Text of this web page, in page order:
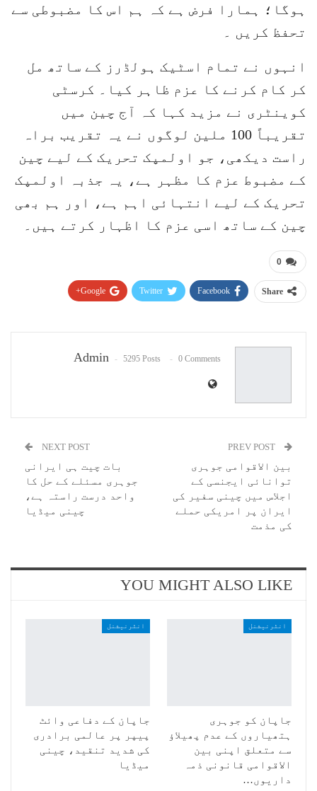
ہوگا؛ ہمارا فرض ہے کہ ہم اس کا مضبوطی سے
تحفظ کریں ۔
انہوں نے تمام اسٹیک ہولڈرز کے ساتھ مل
کر کام کرنے کا عزم ظاہر کیا۔ کرسٹی
کوینٹری نے مزید کہا کہ آج چین میں
تقریباً 100 ملین لوگوں نے یہ تقریب براہ
راست دیکھی، جو اولمپک تحریک کے لیے چین
کے مضبوط عزم کا مظہر ہے، یہ جذبہ اولمپک
تحریک کے لیے انتہائی اہم ہے، اور ہم بھی
چین کے ساتھ اسی عزم کا اظہار کرتے ہیں۔
0
Share
Facebook
Twitter
Google+
Admin 5295 Posts 0 Comments
بین الاقوامی جوہری
توانائی ایجنسی کے
اجلاس میں چینی سفیر کی
ایران پر امریکی حملے
کی مذمت
NEXT POST
بات چیت ہی ایرانی
جوہری مسئلے کے حل کا
واحد درست راستہ ہے،
چینی میڈیا
YOU MIGHT ALSO LIKE
انٹرنیشنل
جاپان کو جوہری
ہتھیاروں کے عدم پھیلاؤ
سے متعلق اپنی بین
الاقوامی قانونی ذمہ
داریوں…
انٹرنیشنل
جاپان کے دفاعی وائٹ
پیپر پر عالمی برادری
کی شدید تنقید، چینی
میڈیا